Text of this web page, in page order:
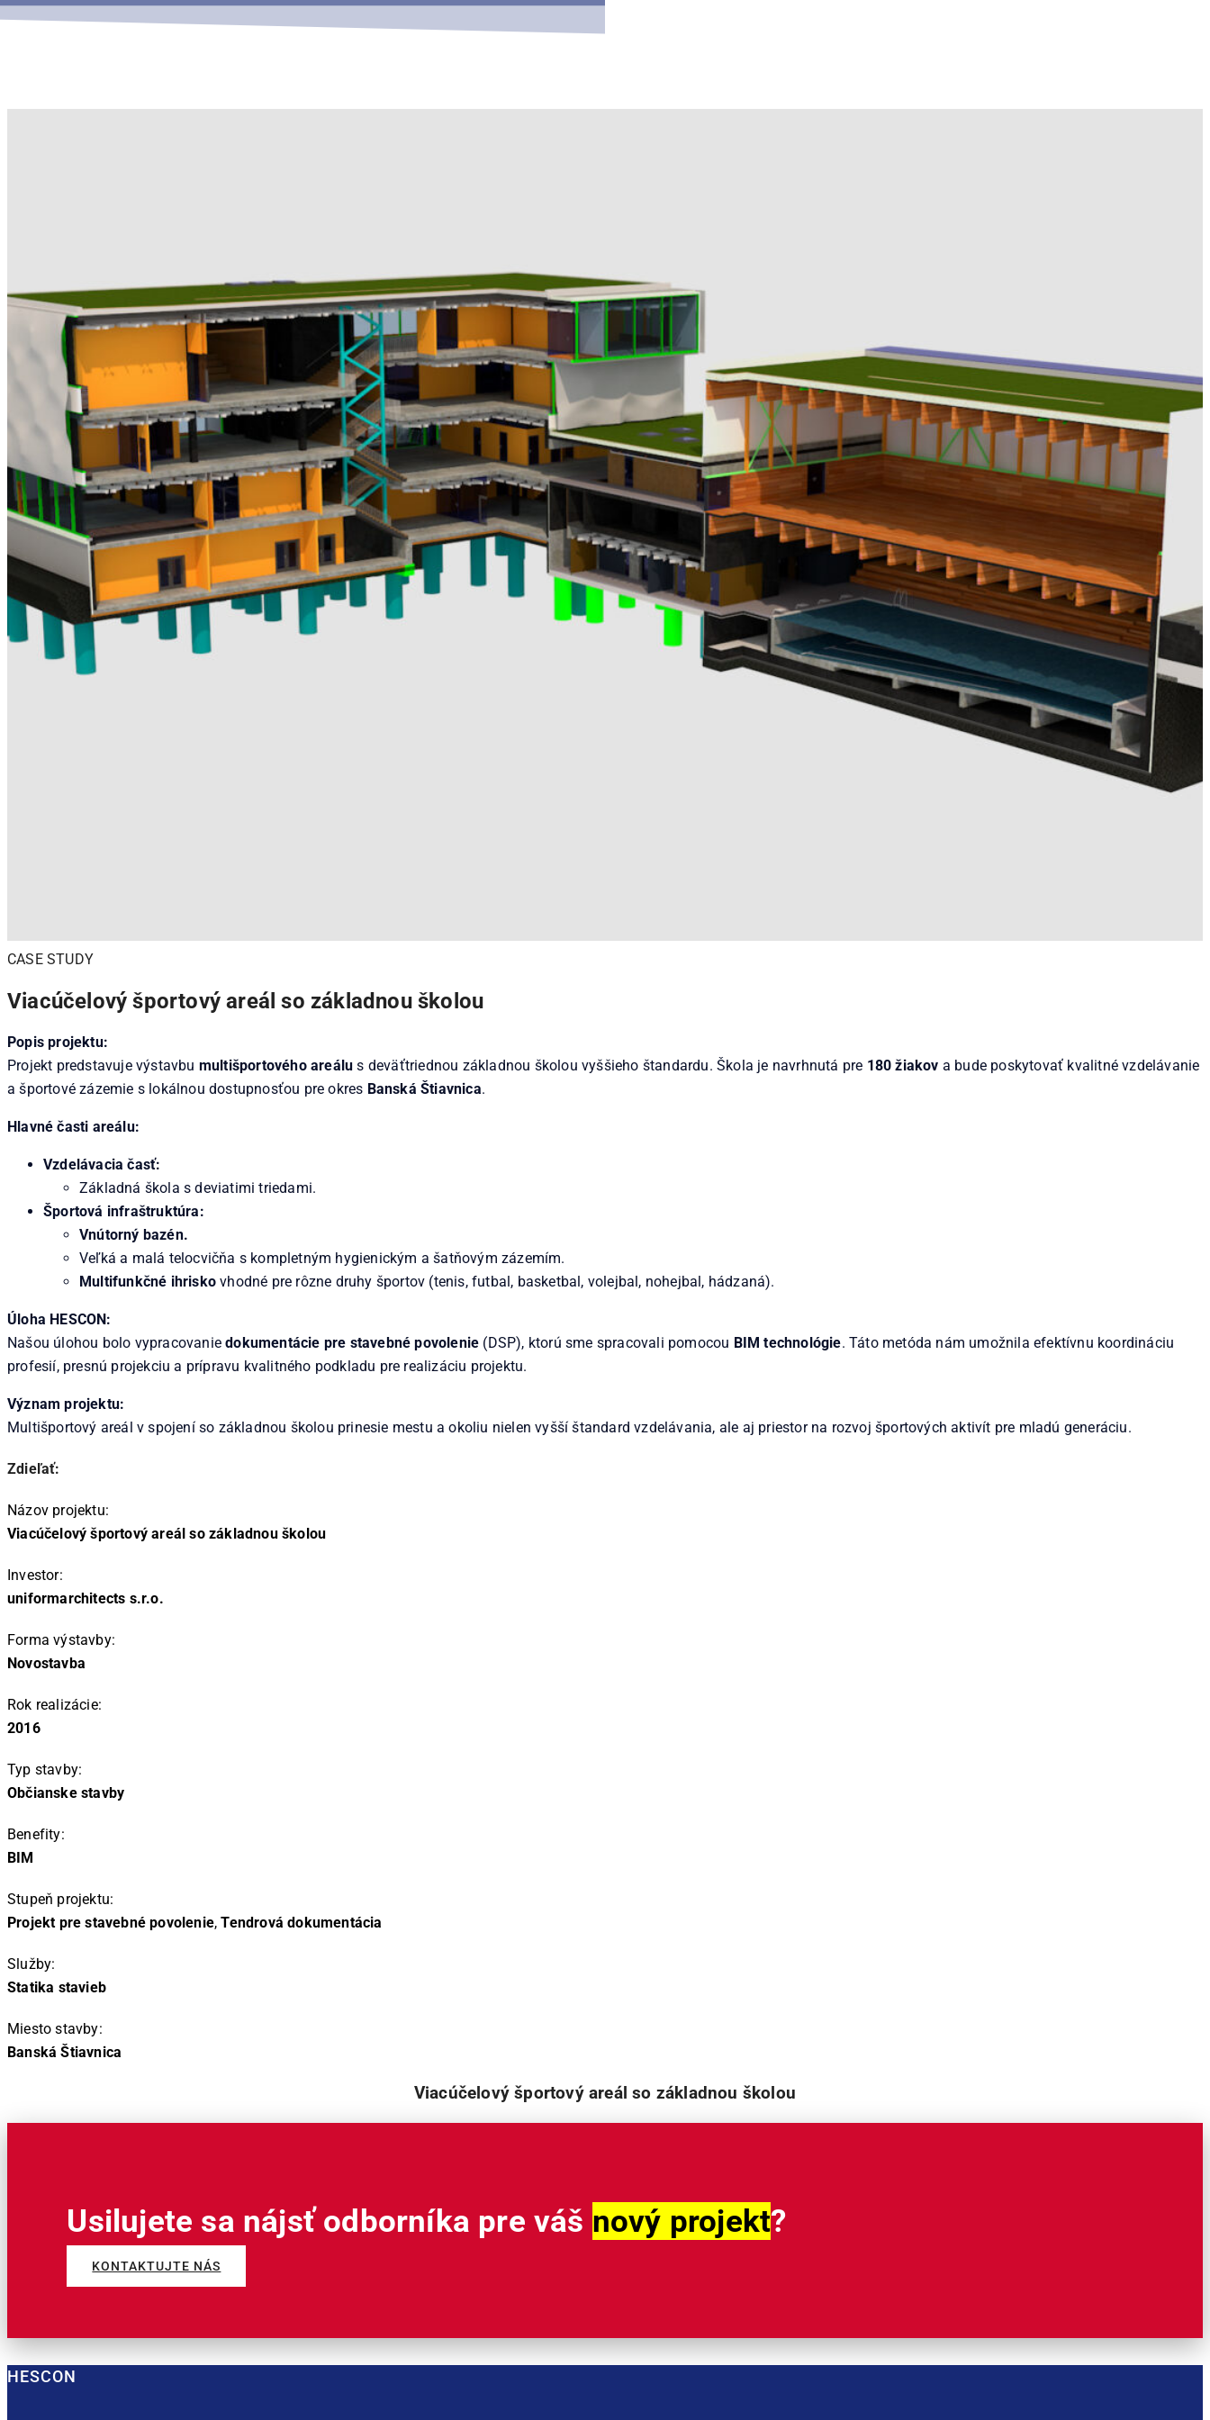
CASE STUDY
Viacúčelový športový areál so základnou školou
Popis projektu:
Projekt predstavuje výstavbu multišportového areálu s deväťtriednou základnou školou vyššieho štandardu. Škola je navrhnutá pre 180 žiakov a bude poskytovať kvalitné vzdelávanie
a športové zázemie s lokálnou dostupnosťou pre okres Banská Štiavnica.
Hlavné časti areálu:
Vzdelávacia časť:
Základná škola s deviatimi triedami.
Športová infraštruktúra:
Vnútorný bazén.
Veľká a malá telocvičňa s kompletným hygienickým a šatňovým zázemím.
Multifunkčné ihrisko vhodné pre rôzne druhy športov (tenis, futbal, basketbal, volejbal, nohejbal, hádzaná).
Úloha HESCON:
Našou úlohou bolo vypracovaniedokumentácie pre stavebné povolenie (DSP), ktorú sme spracovali pomocou BIM technológie. Táto metóda nám umožnila efektívnu koordináciu
profesií, presnú projekciu a prípravu kvalitného podkladu pre realizáciu projektu.
Význam projektu:
Multišportový areál v spojení so základnou školou prinesie mestu a okoliu nielen vyšší štandard vzdelávania, ale aj priestor na rozvoj športových aktivít pre mladú generáciu.
Zdieľať:
Názov projektu:
Viacúčelový športový areál so základnou školou
Investor:
uniformarchitects s.r.o.
Forma výstavby:
Novostavba
Rok realizácie:
2016
Typ stavby:
Občianske stavby
Benefity:
BIM
Stupeň projektu:
Projekt pre stavebné povolenie, Tendrová dokumentácia
Služby:
Statika stavieb
Miesto stavby:
Banská Štiavnica
Viacúčelový športový areál so základnou školou
Usilujete sa nájsť odborníka pre váš nový projekt?
KONTAKTUJTE NÁS
HESCON